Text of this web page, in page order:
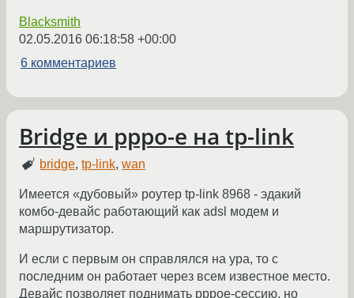
Blacksmith
02.05.2016 06:18:58 +00:00
6 комментариев
Bridge и pppo-e на tp-link
bridge,tp-link,wan
Имеется «дубовый» роутер tp-link 8968 - эдакий
комбо-девайс работающий как adsl модем и
маршрутизатор.
И если с первым он справлялся на ура, то с
последним он работает через всем известное место.
Девайс позволяет поднимать pppoe-сессию, но